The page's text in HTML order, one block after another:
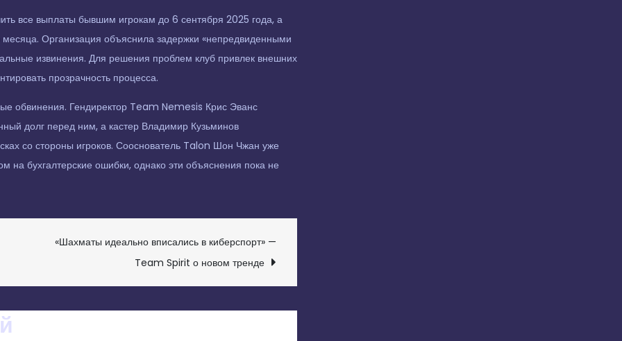
все выплаты бывшим игрокам до 6 сентября 2025 года, а
Организация объяснила задержки «непредвиденными
извинения. Для решения проблем клуб привлек внешних
прозрачность процесса.
обвинения. Гендиректор Team Nemesis Крис Эванс
долг перед ним, а кастер Владимир Кузьминов
со стороны игроков. Сооснователь Talon Шон Чжан уже
на бухгалтерские ошибки, однако эти объяснения пока не
«Шахматы идеально вписались в киберспорт» —
Team Spirit о новом тренде